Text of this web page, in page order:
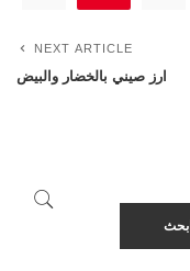
NEXT ARTICLE
ارز صيني بالخضار والبيض
ابحث